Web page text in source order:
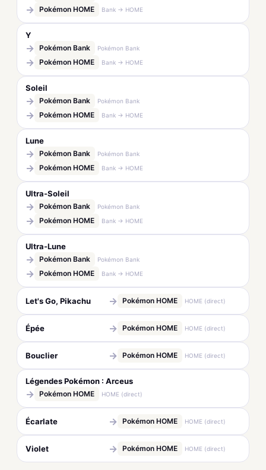
→ Pokémon HOME Bank → HOME
Y
→ Pokémon Bank Pokémon Bank
→ Pokémon HOME Bank → HOME
Soleil
→ Pokémon Bank Pokémon Bank
→ Pokémon HOME Bank → HOME
Lune
→ Pokémon Bank Pokémon Bank
→ Pokémon HOME Bank → HOME
Ultra-Soleil
→ Pokémon Bank Pokémon Bank
→ Pokémon HOME Bank → HOME
Ultra-Lune
→ Pokémon Bank Pokémon Bank
→ Pokémon HOME Bank → HOME
Let's Go, Pikachu → Pokémon HOME HOME (direct)
Épée → Pokémon HOME HOME (direct)
Bouclier → Pokémon HOME HOME (direct)
Légendes Pokémon : Arceus
→ Pokémon HOME HOME (direct)
Écarlate → Pokémon HOME HOME (direct)
Violet → Pokémon HOME HOME (direct)